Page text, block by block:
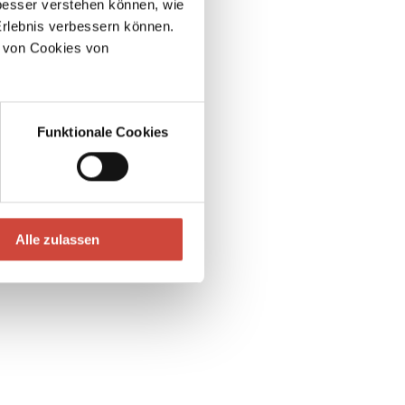
verstehen können, wie
verbessern können.
Cookies von
Funktionale Cookies
Alle zulassen